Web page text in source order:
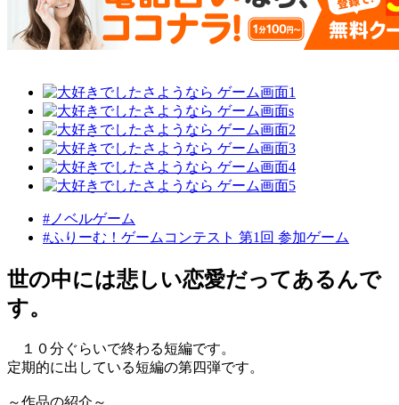
#ノベルゲーム
#ふりーむ！ゲームコンテスト 第1回 参加ゲーム
世の中には悲しい恋愛だってあるんで
す。
１０分ぐらいで終わる短編です。
定期的に出している短編の第四弾です。
～作品の紹介～